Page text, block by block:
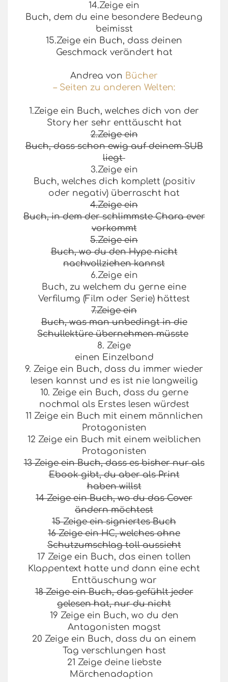
14.Zeige ein
Buch, dem du eine besondere Bedeung
beimisst
15.Zeige ein Buch, dass deinen
Geschmack verändert hat
Andrea von Bücher
– Seiten zu anderen Welten:
1.Zeige ein Buch, welches dich von der
Story her sehr enttäuscht hat
2.Zeige ein
Buch, dass schon ewig auf deinem SUB
liegt
3.Zeige ein
Buch, welches dich komplett (positiv
oder negativ) überrascht hat
4.Zeige ein
Buch, in dem der schlimmste Chara ever
vorkommt
5.Zeige ein
Buch, wo du den Hype nicht
nachvollziehen kannst
6.Zeige ein
Buch, zu welchem du gerne eine
Verfilumg (Film oder Serie) hättest
7.Zeige ein
Buch, was man unbedingt in die
Schullektüre übernehmen müsste
8. Zeige
einen Einzelband
9. Zeige ein Buch, dass du immer wieder
lesen kannst und es ist nie langweilig
10. Zeige ein Buch, dass du gerne
nochmal als Erstes lesen würdest
11 Zeige ein Buch mit einem männlichen
Protagonisten
12 Zeige ein Buch mit einem weiblichen
Protagonisten
13 Zeige ein Buch, dass es bisher nur als
Ebook gibt, du aber als Print
haben willst
14 Zeige ein Buch, wo du das Cover
ändern möchtest
15 Zeige ein signiertes Buch
16 Zeige ein HC, welches ohne
Schutzumschlag toll aussieht
17 Zeige ein Buch, das einen tollen
Klappentext hatte und dann eine echt
Enttäuschung war
18 Zeige ein Buch, das gefühlt jeder
gelesen hat, nur du nicht
19 Zeige ein Buch, wo du den
Antagonisten magst
20 Zeige ein Buch, dass du an einem
Tag verschlungen hast
21 Zeige deine liebste
Märchenadaption